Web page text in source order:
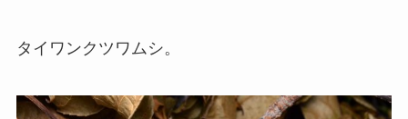
タイワンクツワムシ。